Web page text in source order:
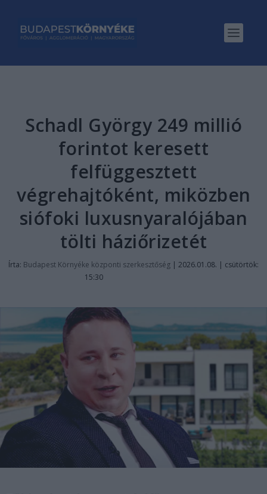
Schadl György 249 millió
forintot keresett
felfüggesztett
végrehajtóként, miközben
siófoki luxusnyaralójában
tölti háziőrizetét
Írta: Budapest Környéke központi szerkesztőség | 2026.01.08. | csütörtök:
15:30